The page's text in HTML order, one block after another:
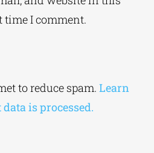
time I comment.
to reduce spam. Learn
is processed.